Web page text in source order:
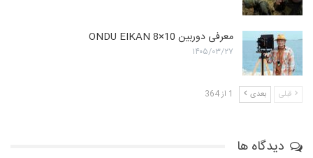
معرفی دوربین ONDU EIKAN 8×10
۱۴۰۵/۰۳/۲۷
قبلی بعدی 1 از 364
دیدگاه ها